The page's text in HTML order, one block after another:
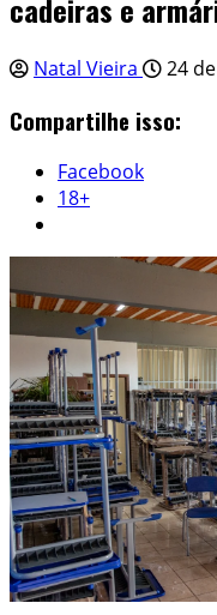
cadeiras e
Natal Vieira 24
Compartilhe isso:
Facebook
18+